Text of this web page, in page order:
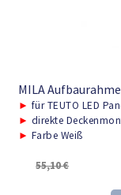
MILA
► für TEUTO LED
► direkte
► Farbe Weiß
55,10€